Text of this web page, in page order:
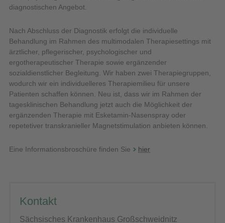
diagnostischen Angebot.
Nach Abschluss der Diagnostik erfolgt die individuelle
Behandlung im Rahmen des multimodalen Therapiesettings mit
ärztlicher, pflegerischer, psychologischer und
ergotherapeutischer Therapie sowie ergänzender
sozialdienstlicher Begleitung. Wir haben zwei Therapiegruppen,
wodurch wir ein individuelleres Therapiemilieu für unsere
Patienten schaffen können. Neu ist, dass wir im Rahmen der
tagesklinischen Behandlung jetzt auch die Möglichkeit der
ergänzenden Therapie mit Esketamin-Nasenspray oder
repetetiver transkranieller Magnetstimulation anbieten können.
Eine Informationsbroschüre finden Sie hier
Kontakt
Sächsisches Krankenhaus Großschweidnitz